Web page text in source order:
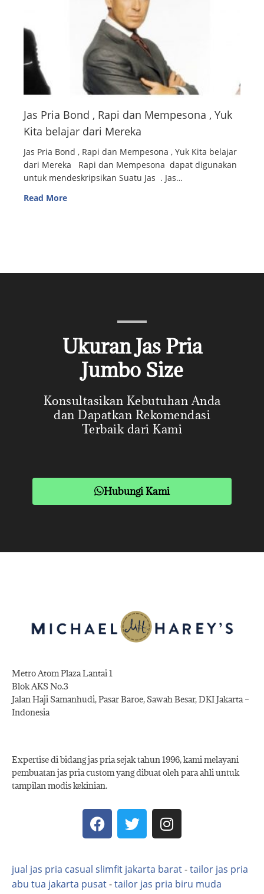
Jas Pria Bond , Rapi dan Mempesona , Yuk
Kita belajar dari Mereka
Jas Pria Bond , Rapi dan Mempesona , Yuk Kita belajar
dari Mereka Rapi dan Mempesona dapat digunakan
untuk mendeskripsikan Suatu Jas . Jas…
Read More
Ukuran Jas Pria
Jumbo Size
Konsultasikan Kebutuhan Anda
dan Dapatkan Rekomendasi
Terbaik dari Kami
Hubungi Kami
Metro Atom Plaza Lantai 1
Blok AKS No.3
Jalan Haji Samanhudi, Pasar Baroe, Sawah Besar, DKI Jakarta –
Indonesia
Expertise di bidang jas pria sejak tahun 1996, kami melayani
pembuatan jas pria custom yang dibuat oleh para ahli untuk
tampilan modis kekinian.
jual jas pria casual slimfit jakarta barat-tailor jas pria
abu tua jakarta pusat-tailor jas pria biru muda